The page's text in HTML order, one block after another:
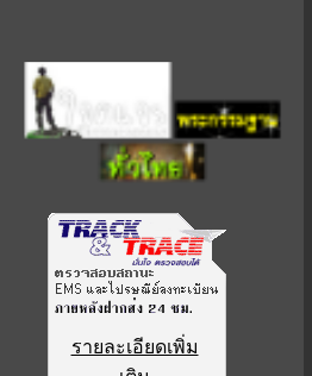
รายละเอียดเพิ่ม